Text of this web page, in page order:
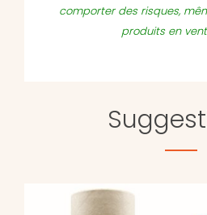
comporter des risques,
produits en